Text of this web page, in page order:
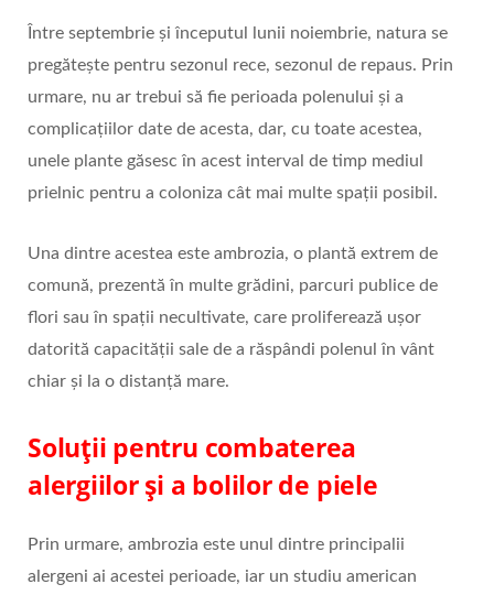
Între septembrie și începutul lunii noiembrie, natura se
pregătește pentru sezonul rece, sezonul de repaus. Prin
urmare, nu ar trebui să fie perioada polenului și a
complicațiilor date de acesta, dar, cu toate acestea,
unele plante găsesc în acest interval de timp mediul
prielnic pentru a coloniza cât mai multe spații posibil.
Una dintre acestea este ambrozia, o plantă extrem de
comună, prezentă în multe grădini, parcuri publice de
flori sau în spații necultivate, care proliferează ușor
datorită capacității sale de a răspândi polenul în vânt
chiar și la o distanță mare.
Soluții pentru combaterea
alergiilor și a bolilor de piele
Prin urmare, ambrozia este unul dintre principalii
alergeni ai acestei perioade, iar un studiu american